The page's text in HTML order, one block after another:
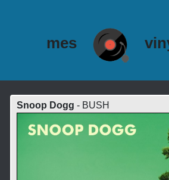
mes
Snoop Dogg - BUSH